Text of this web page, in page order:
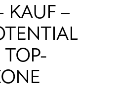
KAUF –
TOP-